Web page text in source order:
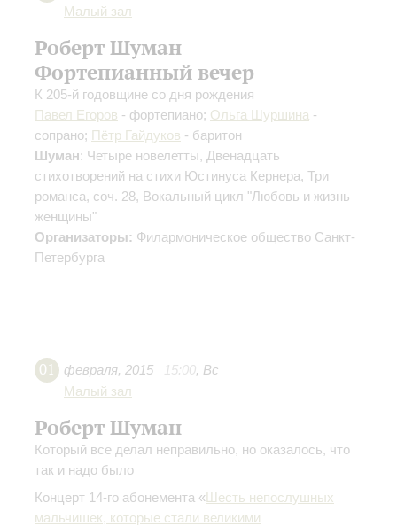
Малый зал
Роберт Шуман
Фортепианный вечер
К 205-й годовщине со дня рождения
Павел Егоров - фортепиано; Ольга Шуршина -
сопрано; Пётр Гайдуков - баритон
Шуман: Четыре новелетты, Двенадцать
стихотворений на стихи Юстинуса Кернера, Три
романса, соч. 28, Вокальный цикл "Любовь и жизнь
женщины"
Организаторы: Филармоническое общество Санкт-
Петербурга
01 февраля, 2015 15:00, Вс
Малый зал
Роберт Шуман
Который все делал неправильно, но оказалось, что
так и надо было
Концерт 14-го абонемента «Шесть непослушных
мальчишек, которые стали великими